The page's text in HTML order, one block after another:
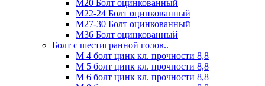
М20 Болт оцинкованный
М22-24 Болт оцинкованный
М27-30 Болт оцинкованный
М36 Болт оцинкованный
Болт с шестигранной голов..
М 4 болт цинк кл. прочности 8,8
М 5 болт цинк кл. прочности 8,8
М 6 болт цинк кл. прочности 8,8